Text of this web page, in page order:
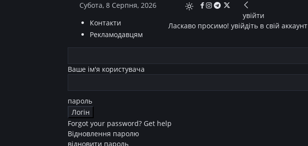
Субота, 8 Серпня, 2026
Контакти
Рекламодавцям
увійти
Ласкаво просимо! увійдіть в свій аккаунт
Ваше ім'я користувача
пароль
Forgot your password? Get help
Відновлення паролю
відновити пароль